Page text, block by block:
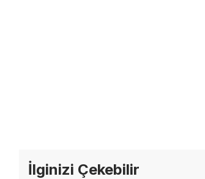
İlginizi Çekebilir